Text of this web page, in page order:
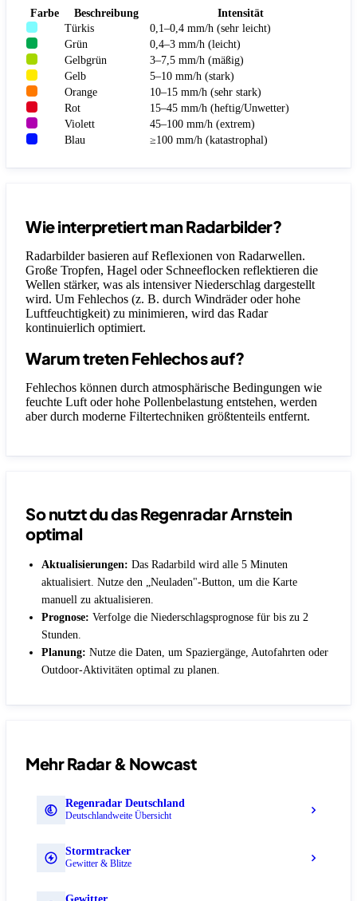
Farbe Beschreibung
Intensität
Türkis
0,1–0,4 mm/h (sehr leicht)
Grün
0,4–3 mm/h (leicht)
Gelbgrün
3–7,5 mm/h (mäßig)
Gelb
5–10 mm/h (stark)
Orange
10–15 mm/h (sehr stark)
Rot
15–45 mm/h (heftig/Unwetter)
Violett
45–100 mm/h (extrem)
Blau
≥100 mm/h (katastrophal)
Wie interpretiert man Radarbilder?
Radarbilder basieren auf Reflexionen von Radarwellen.
Große Tropfen, Hagel oder Schneeflocken reflektieren die
Wellen stärker, was als intensiver Niederschlag dargestellt
wird. Um Fehlechos (z. B. durch Windräder oder hohe
Luftfeuchtigkeit) zu minimieren, wird das Radar
kontinuierlich optimiert.
Warum treten Fehlechos auf?
Fehlechos können durch atmosphärische Bedingungen wie
feuchte Luft oder hohe Pollenbelastung entstehen, werden
aber durch moderne Filtertechniken größtenteils entfernt.
So nutzt du das Regenradar Arnstein
optimal
Aktualisierungen: Das Radarbild wird alle 5 Minuten
aktualisiert. Nutze den „Neuladen"-Button, um die Karte
manuell zu aktualisieren.
Prognose: Verfolge die Niederschlagsprognose für bis zu 2
Stunden.
Planung: Nutze die Daten, um Spaziergänge, Autofahrten oder
Outdoor-Aktivitäten optimal zu planen.
Mehr Radar & Nowcast
Regenradar Deutschland
Deutschlandweite Übersicht
Stormtracker
Gewitter & Blitze